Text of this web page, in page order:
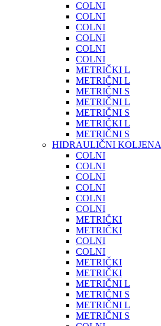
COLNI
COLNI
COLNI
COLNI
COLNI
COLNI
METRIČKI L
METRIČNI L
METRIČNI S
METRIČNI L
METRIČNI S
METRIČKI L
METRIČNI S
HIDRAULIČNI KOLJENA
COLNI
COLNI
COLNI
COLNI
COLNI
COLNI
METRIČKI
METRIČKI
COLNI
COLNI
METRIČKI
METRIČKI
METRIČNI L
METRIČNI S
METRIČNI L
METRIČNI S